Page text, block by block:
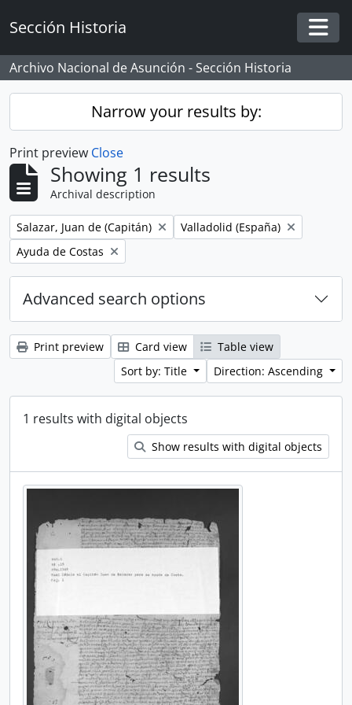
Sección Historia
Archivo Nacional de Asunción - Sección Historia
Narrow your results by:
Print preview Close
Showing 1 results
Archival description
Remove filter:
Salazar, Juan de (Capitán) Remove filter:
Valladolid (España)
Remove filter:
Ayuda de Costas
Advanced search options
Print preview Card view
Table view
Sort by: Title
Direction: Ascending
1 results with digital objects
Show results with digital objects